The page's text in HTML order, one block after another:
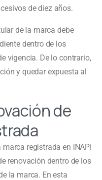
de diez años.
de la marca debe
dentro de los
vigencia. De lo contrario,
y quedar expuesta al
de
registrada en INAPI
renovación dentro de los
la marca. En esta